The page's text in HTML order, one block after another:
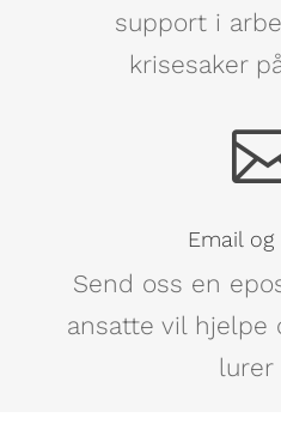
support i
krisesaker
Email
Send oss en
ansatte vil hjelpe
lurer